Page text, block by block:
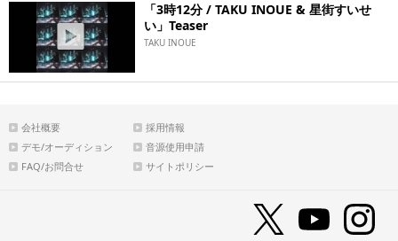
「3時12分 / TAKU INOUE & 星街すいせ
い」Teaser
TAKU INOUE
会社概要
採用情報
デモ/オーディション
音源使用申請
FAQ/お問合せ
サイトポリシー